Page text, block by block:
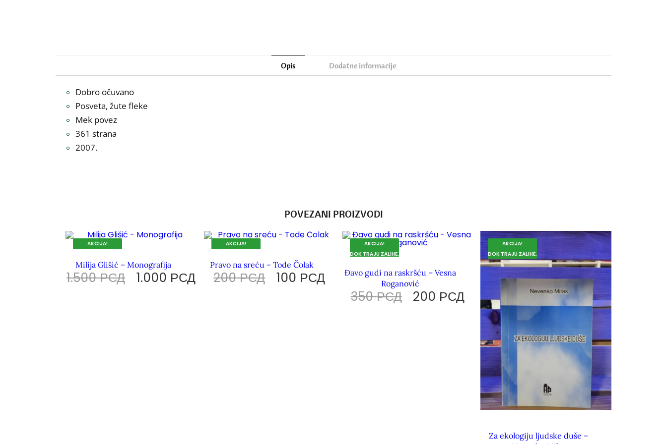
Opis Dodatne informacije
Dobro očuvano
Posveta, žute fleke
Mek povez
361 strana
2007.
POVEZANI PROIZVODI
AKCIJA!
Milija Glišić – Monografija
1.500РСД 1.000 РСД
AKCIJA!
Pravo na sreću – Tode Čolak
200РСД 100 РСД
AKCIJA!
DOK TRAJU ZALIHE.
Đavo gudi na raskršću – Vesna
Roganović
350РСД 200 РСД
AKCIJA!
DOK TRAJU ZALIHE.
Za ekologiju ljudske duše –